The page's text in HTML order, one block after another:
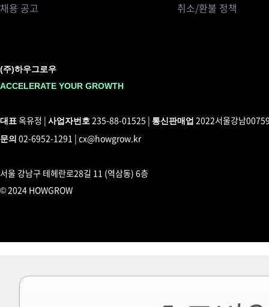
(주)하우그로우
ACCELERATE YOUR GROWTH
대표 옥유정 | 사업자번호 235-88-01525 | 통신판매업 2022서울강남
문의 02-6952-1291 | cx@howgrow.kr
서울 강남구 테헤란로28길 11 (역삼동) 6층
© 2024 HOWGROW
채용 공고
취소/환불 정책